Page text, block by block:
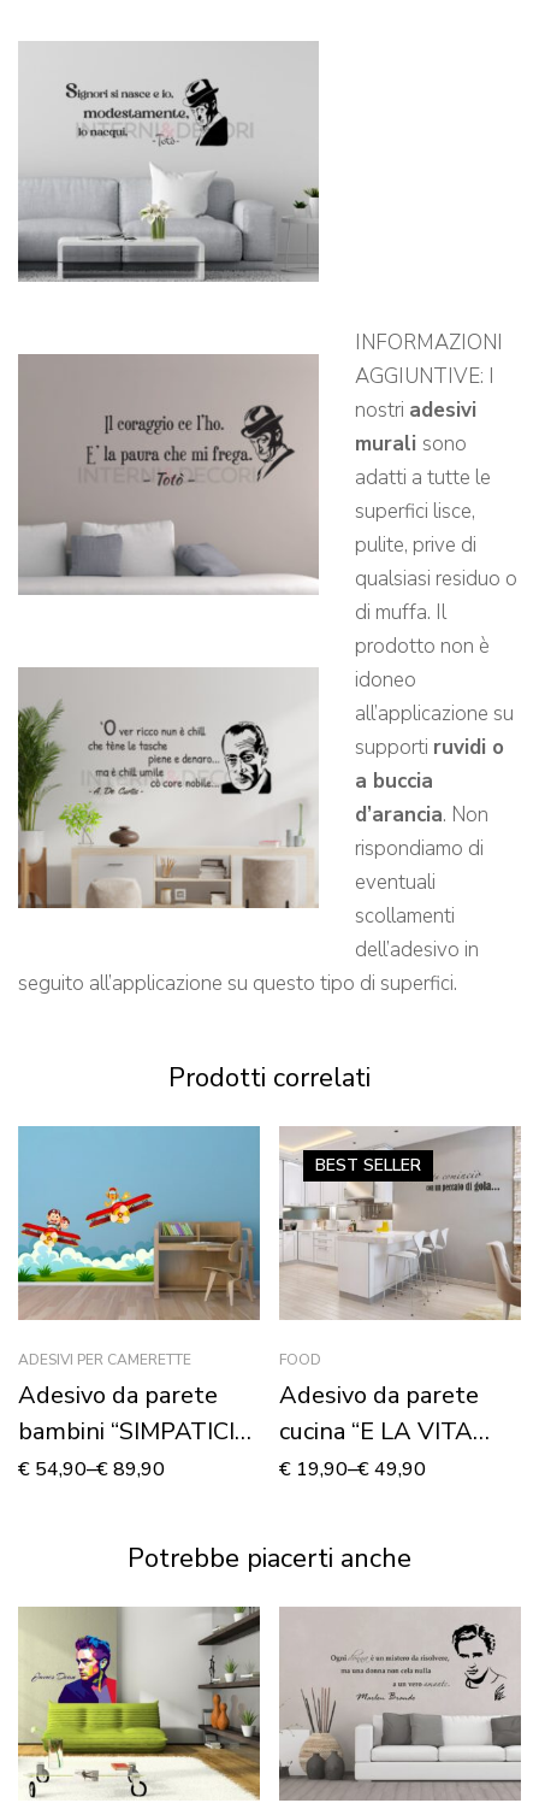
INFORMAZIONI
AGGIUNTIVE: I
nostri adesivi
murali sono
adatti a tutte le
superfici lisce,
pulite, prive di
qualsiasi residuo o
di muffa. Il
prodotto non è
idoneo
all’applicazione su
supporti ruvidi o
a buccia
d’arancia. Non
rispondiamo di
eventuali
scollamenti
dell’adesivo in
seguito all’applicazione su questo tipo di superfici.
Prodotti correlati
ADESIVI PER CAMERETTE
Adesivo da parete
bambini “SIMPATICI
AEREI IN VOLO” –
€ 54,90–€89,90
BEST SELLER
FOOD
Adesivo da parete
cucina “E LA VITA
COMINCIÒ”
€ 19,90–€49,90
Potrebbe piacerti anche